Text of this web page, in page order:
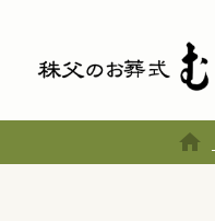
home